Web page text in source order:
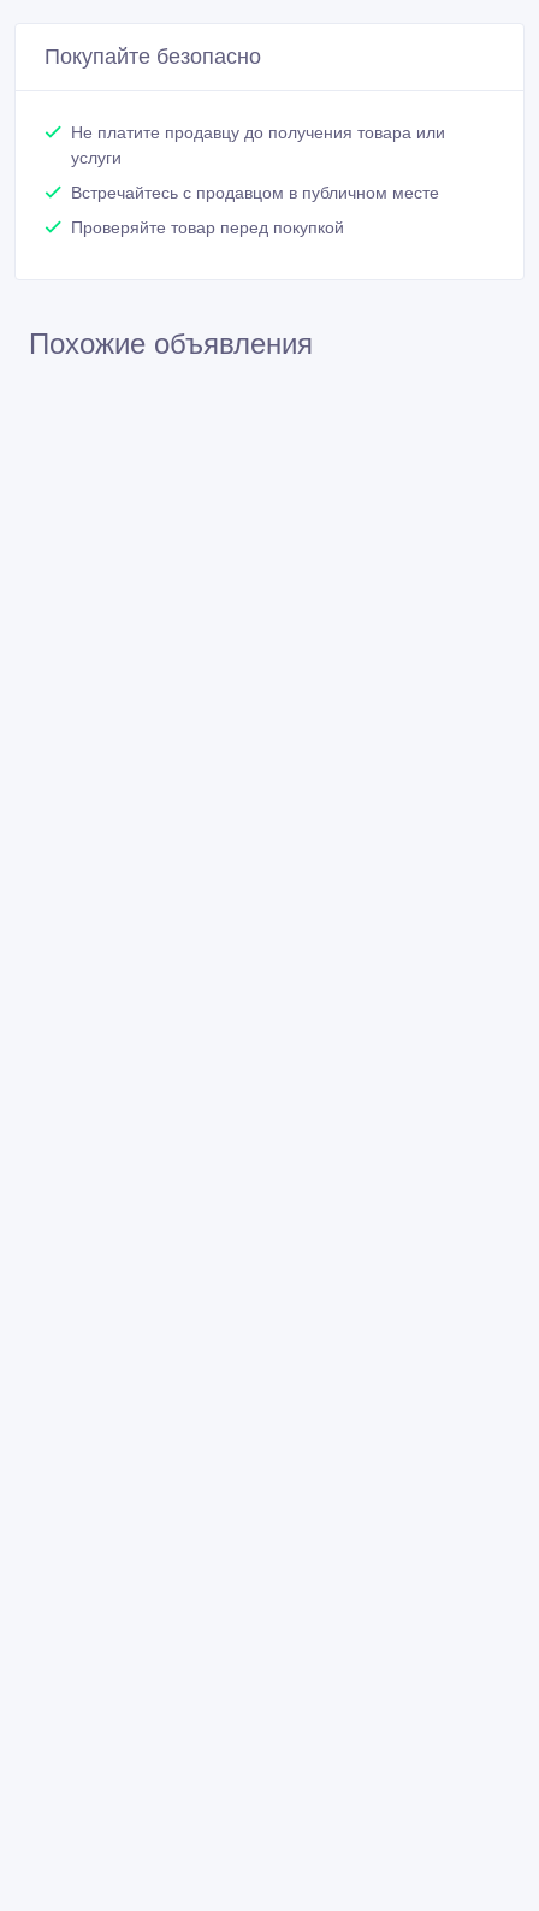
Покупайте безопасно
Не платите продавцу до получения товара или
услуги
Встречайтесь с продавцом в публичном месте
Проверяйте товар перед покупкой
Похожие объявления